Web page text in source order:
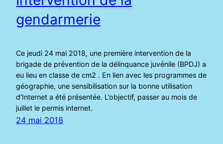
gendarmerie
Ce jeudi 24 mai 2018, une première intervention de la
brigade de prévention de la délinquance juvénile (BPDJ) a
eu lieu en classe de cm2 . En lien avec les programmes de
géographie, une sensibilisation sur la bonne utilisation
d’Internet a été présentée. L’objectif, passer au mois de
juillet le permis internet.
24 mai 2018